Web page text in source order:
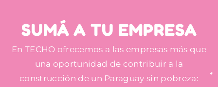
SUMÁ A TU EMPRESA
En TECHO ofrecemos a las empresas más que
una oportunidad de contribuir a la
construcción de un Paraguay sin pobreza: